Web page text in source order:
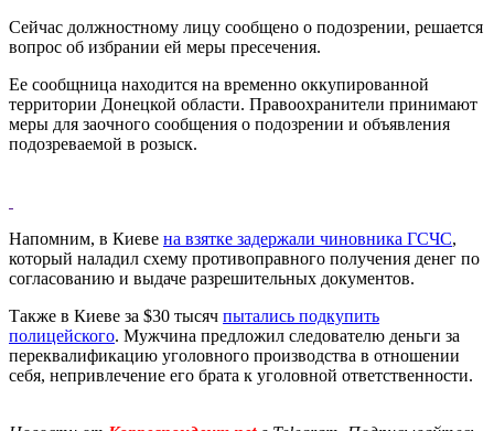
Сейчас должностному лицу сообщено о подозрении, решается
вопрос об избрании ей меры пресечения.
Ее сообщница находится на временно оккупированной
территории Донецкой области. Правоохранители принимают
меры для заочного сообщения о подозрении и объявления
подозреваемой в розыск.
Напомним, в Киеве на взятке задержали чиновника ГСЧС,
который наладил схему противоправного получения денег по
согласованию и выдаче разрешительных документов.
Также в Киеве за $30 тысяч пытались подкупить
полицейского. Мужчина предложил следователю деньги за
переквалификацию уголовного производства в отношении
себя, непривлечение его брата к уголовной ответственности.